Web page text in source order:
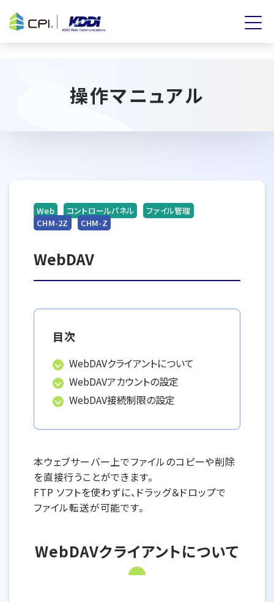
操作マニュアル
Web コントロールパネル
ファイル管理
CHM-2Z
CHM-Z
WebDAV
目次
WebDAVクライアントについて
WebDAVアカウントの設定
WebDAV接続制限の設定
本ウェブサーバー上でファイルのコピーや削除
を直接行うことができます。
FTP ソフトを使わずに、ドラッグ＆ドロップで
ファイル転送が可能です。
WebDAVクライアントについて